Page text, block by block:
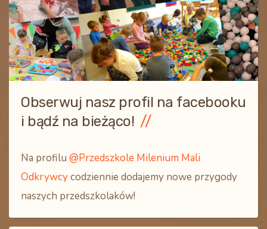
Obserwuj nasz profil na facebooku
i bądź na bieżąco!
Na profilu @Przedszkole Milenium Mali
Odkrywcycodziennie dodajemy nowe przygody
naszych przedszkolaków!